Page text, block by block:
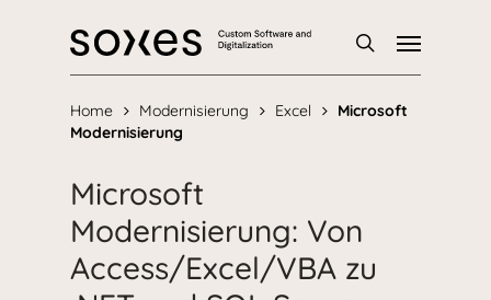
Menu
Home Modernisierung Excel
Microsoft
Modernisierung
Microsoft
Modernisierung: Von
Access/Excel/VBA zu